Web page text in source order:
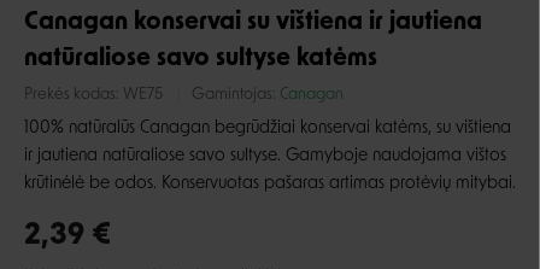
Canagan konservai su vištiena ir jautiena
natūraliose savo sultyse katėms
Prekės kodas: WE75 Gamintojas: Canagan
100% natūralūs Canagan begrūdžiai konservai katėms, su vištiena
ir jautiena natūraliose savo sultyse. Gamyboje naudojama vištos
krūtinėlė be odos. Konservuotas pašaras artimas protėvių mitybai.
2,39 €